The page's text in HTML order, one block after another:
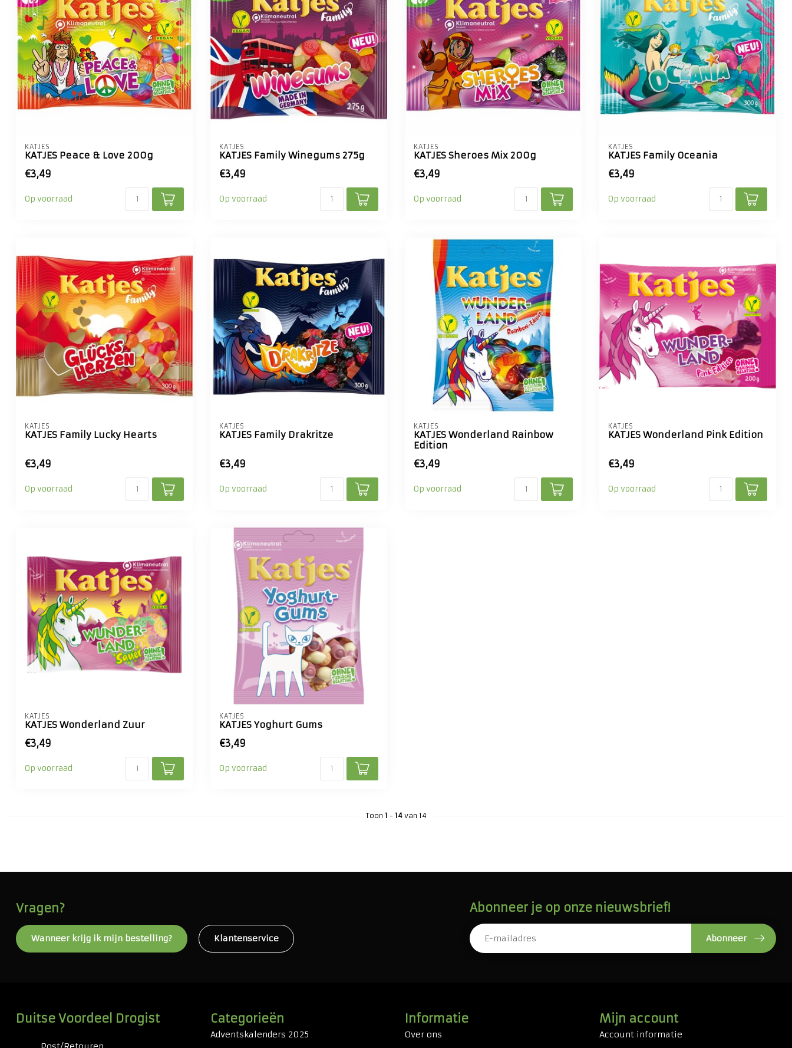
KATJES
KATJES Peace & Love 200g
€3,49
Op voorraad
KATJES
KATJES Family Winegums 275g
€3,49
Op voorraad
KATJES
KATJES Sheroes Mix 200g
€3,49
Op voorraad
KATJES
KATJES Family Oceania
€3,49
Op voorraad
KATJES
KATJES Family Lucky Hearts
€3,49
Op voorraad
KATJES
KATJES Family Drakritze
€3,49
Op voorraad
KATJES
KATJES Wonderland Rainbow
Edition
€3,49
Op voorraad
KATJES
KATJES Wonderland Pink Edition
€3,49
Op voorraad
KATJES
KATJES Wonderland Zuur
€3,49
Op voorraad
KATJES
KATJES Yoghurt Gums
€3,49
Op voorraad
Toon 1 - 14van 14
Vragen?
Wanneer krijg ik mijn bestelling? Klantenservice
Abonneer je op onze nieuwsbrief!
Abonneer
Duitse Voordeel Drogist Categorieën
Adventskalenders 2025
Informatie
Over ons
Mijn account
Account informatie